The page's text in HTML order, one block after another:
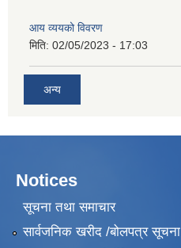
आय व्ययको विवरण
मिति: 02/05/2023 - 17:03
अन्य
Notices
सूचना तथा समाचार
सार्वजनिक खरीद /बोलपत्र सूचना